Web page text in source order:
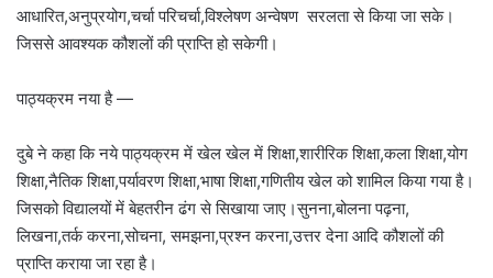
आधारित,अनुप्रयोग,चर्चा परिचर्चा,विश्लेषण अन्वेषण सरलता से किया जा सके।
जिससे आवश्यक कौशलों की प्राप्ति हो सकेगी।
पाठ्यक्रम नया है —
दुबे ने कहा कि नये पाठ्यक्रम में खेल खेल में शिक्षा,शारीरिक शिक्षा,कला शिक्षा,योग
शिक्षा,नैतिक शिक्षा,पर्यावरण शिक्षा,भाषा शिक्षा,गणितीय खेल को शामिल किया गया है।
जिसको विद्यालयों में बेहतरीन ढंग से सिखाया जाए।सुनना,बोलना पढ़ना,
लिखना,तर्क करना,सोचना, समझना,प्रश्न करना,उत्तर देना आदि कौशलों की
प्राप्ति कराया जा रहा है।